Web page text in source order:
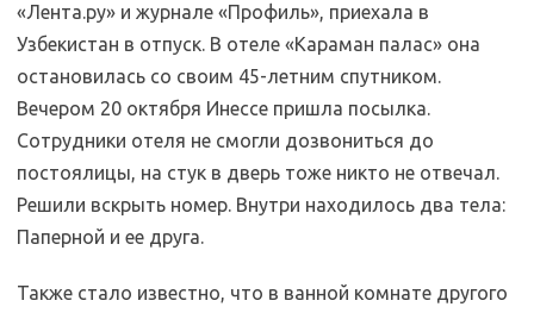
«Лента.ру» и журнале «Профиль», приехала в
Узбекистан в отпуск. В отеле «Караман палас» она
остановилась со своим 45-летним спутником.
Вечером 20 октября Инессе пришла посылка.
Сотрудники отеля не смогли дозвониться до
постоялицы, на стук в дверь тоже никто не отвечал.
Решили вскрыть номер. Внутри находилось два тела:
Паперной и ее друга.
Также стало известно, что в ванной комнате другого